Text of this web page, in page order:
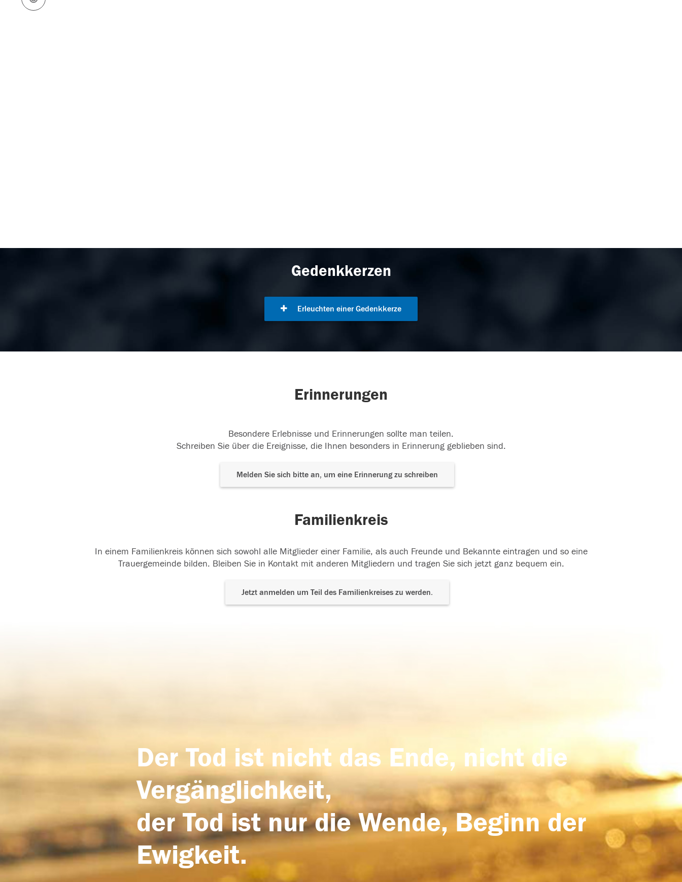
Gedenkkerzen
Erleuchten einer Gedenkkerze
Erinnerungen
Besondere Erlebnisse und Erinnerungen sollte man teilen.
Schreiben Sie über die Ereignisse, die Ihnen besonders in Erinnerung geblieben sind.
Melden Sie sich bitte an, um eine Erinnerung zu schreiben
Familienkreis
In einem Familienkreis können sich sowohl alle Mitglieder einer Familie, als auch Freunde und Bekannte eintragen und so eine
Trauergemeinde bilden. Bleiben Sie in Kontakt mit anderen Mitgliedern und tragen Sie sich jetzt ganz bequem ein.
Jetzt anmelden um Teil des Familienkreises zu werden.
Der Tod ist nicht das Ende, nicht die
Vergänglichkeit,
der Tod ist nur die Wende, Beginn der
Ewigkeit.